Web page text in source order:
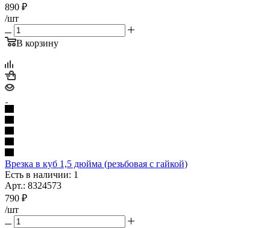
890 ₽
/шт
В корзину
Врезка в куб 1,5 дюйма (резьбовая с гайкой)
Есть в наличии: 1
Арт.: 8324573
790 ₽
/шт